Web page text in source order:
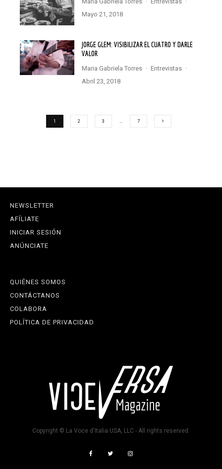
mayo 21, 2018
JORGE GLEM: VISIBILIZAR EL CUATRO Y DARLE
VALOR
Maria Gabriela Torres · Entrevistas ·
abril 23, 2018
1 2 3 7
NEWSLETTER
AFÍLIATE
INICIAR SESIÓN
ANÚNCIATE
QUIÉNES SOMOS
CONTÁCTANOS
COLABORA
POLÍTICA DE PRIVACIDAD
Copyright © La Voce d'Italia USA, LLC - All rights reserved.